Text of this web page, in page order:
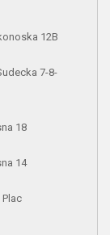
12B
7-8-
18
14